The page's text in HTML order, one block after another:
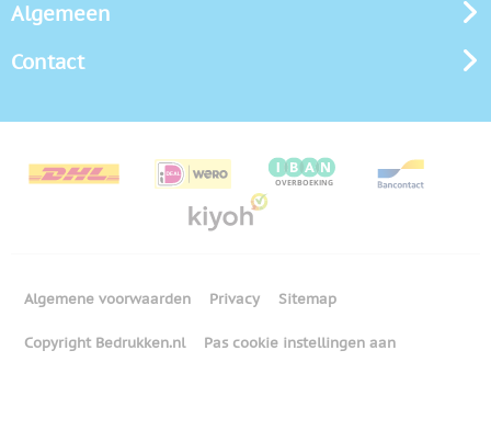
Algemeen
Contact
Algemene voorwaarden Privacy Sitemap
Copyright Bedrukken.nl Pas cookie instellingen aan